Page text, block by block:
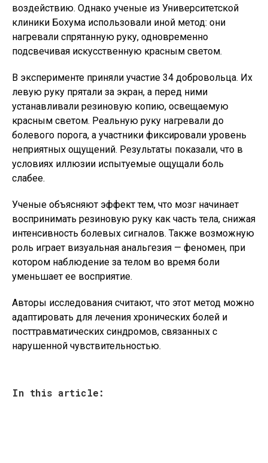
воздействию. Однако ученые из Университетской
клиники Бохума использовали иной метод: они
нагревали спрятанную руку, одновременно
подсвечивая искусственную красным светом.
В эксперименте приняли участие 34 добровольца. Их
левую руку прятали за экран, а перед ними
устанавливали резиновую копию, освещаемую
красным светом. Реальную руку нагревали до
болевого порога, а участники фиксировали уровень
неприятных ощущений. Результаты показали, что в
условиях иллюзии испытуемые ощущали боль
слабее.
Ученые объясняют эффект тем, что мозг начинает
воспринимать резиновую руку как часть тела, снижая
интенсивность болевых сигналов. Также возможную
роль играет визуальная анальгезия — феномен, при
котором наблюдение за телом во время боли
уменьшает ее восприятие.
Авторы исследования считают, что этот метод можно
адаптировать для лечения хронических болей и
посттравматических синдромов, связанных с
нарушенной чувствительностью.
In this article: